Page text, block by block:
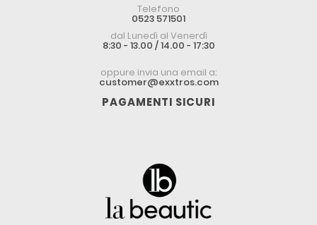
Telefono
0523 571501
dal Lunedì al Venerdì
8:30 - 13.00 / 14.00 - 17:30
oppure invia una email a:
customer@exxtros.com
PAGAMENTI SICURI